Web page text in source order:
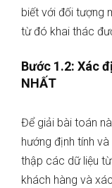
biết với đối tượng
từ đó khai thác
Bước 1.2: Xác
NHẤT
Để giải bài toán
hướng định tính
thập các dữ liệu
khách hàng và